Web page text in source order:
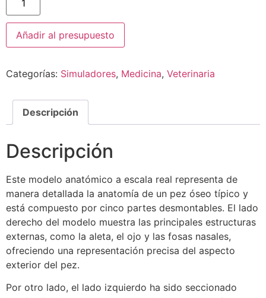
Añadir al presupuesto
Categorías: Simuladores, Medicina, Veterinaria
Descripción
Descripción
Este modelo anatómico a escala real representa de
manera detallada la anatomía de un pez óseo típico y
está compuesto por cinco partes desmontables. El lado
derecho del modelo muestra las principales estructuras
externas, como la aleta, el ojo y las fosas nasales,
ofreciendo una representación precisa del aspecto
exterior del pez.
Por otro lado, el lado izquierdo ha sido seccionado